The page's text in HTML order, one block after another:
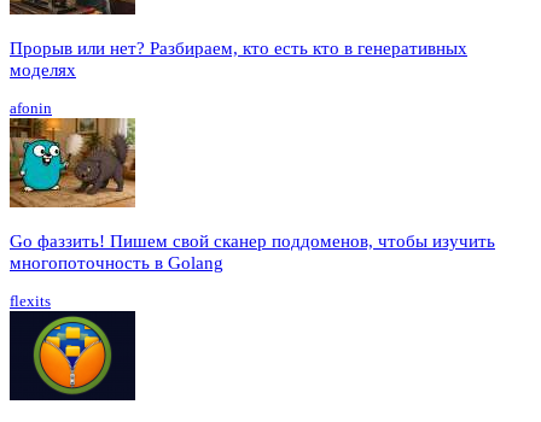
Прорыв или нет? Разбираем, кто есть кто в генеративных
моделях
afonin
Go фаззить! Пишем свой сканер поддоменов, чтобы изучить
многопоточность в Golang
flexits